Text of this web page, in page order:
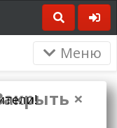
Меню
×